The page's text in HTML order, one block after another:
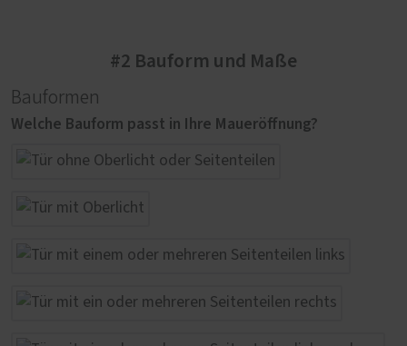
#2 Bauform und Maße
Bauformen
Welche Bauform passt in Ihre Maueröffnung?